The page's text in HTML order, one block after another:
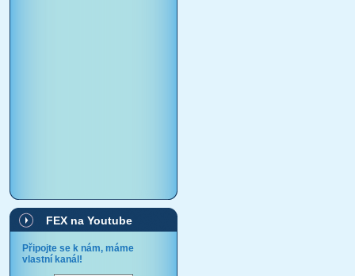
FEX na Youtube
Připojte se k nám, máme
vlastní kanál!